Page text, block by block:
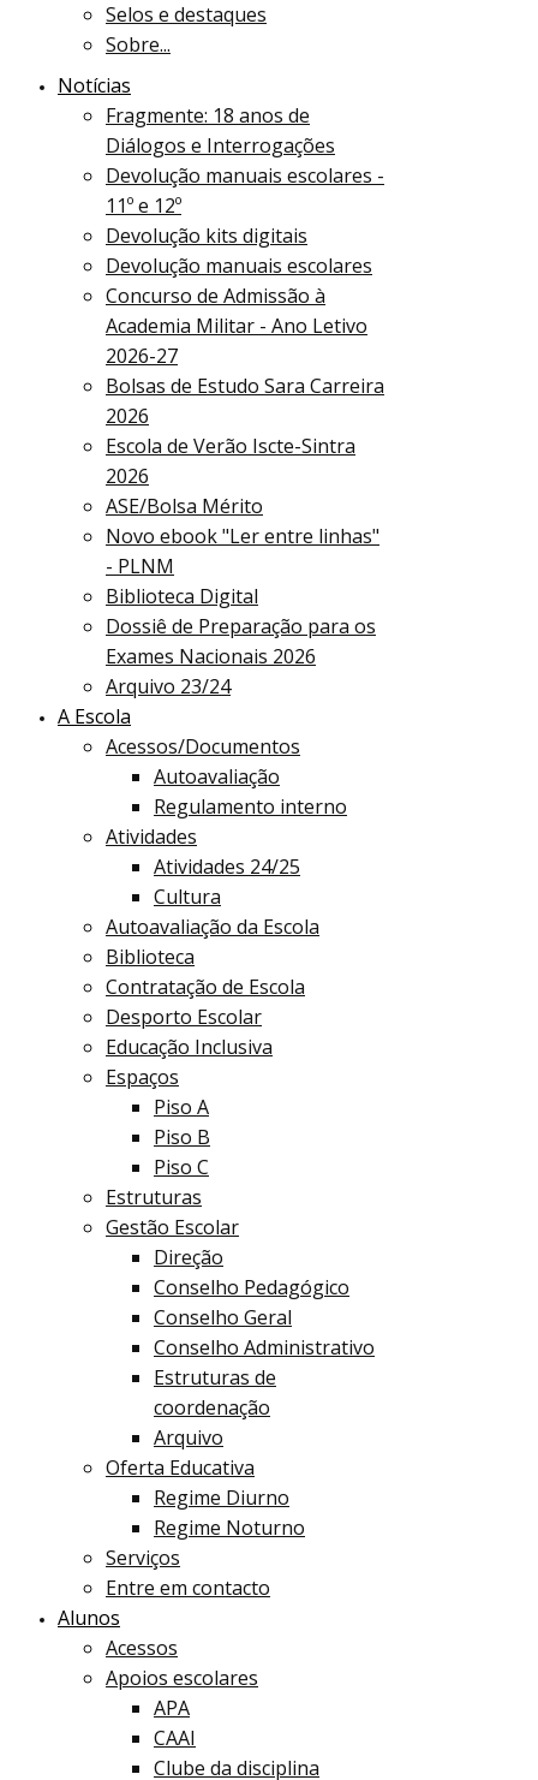
Selos e destaques
Sobre...
Notícias
Fragmente: 18 anos de
Diálogos e Interrogações
Devolução manuais escolares -
11º e 12º
Devolução kits digitais
Devolução manuais escolares
Concurso de Admissão à
Academia Militar - Ano Letivo
2026-27
Bolsas de Estudo Sara Carreira
2026
Escola de Verão Iscte-Sintra
2026
ASE/Bolsa Mérito
Novo ebook "Ler entre linhas"
- PLNM
Biblioteca Digital
Dossiê de Preparação para os
Exames Nacionais 2026
Arquivo 23/24
A Escola
Acessos/Documentos
Autoavaliação
Regulamento interno
Atividades
Atividades 24/25
Cultura
Autoavaliação da Escola
Biblioteca
Contratação de Escola
Desporto Escolar
Educação Inclusiva
Espaços
Piso A
Piso B
Piso C
Estruturas
Gestão Escolar
Direção
Conselho Pedagógico
Conselho Geral
Conselho Administrativo
Estruturas de
coordenação
Arquivo
Oferta Educativa
Regime Diurno
Regime Noturno
Serviços
Entre em contacto
Alunos
Acessos
Apoios escolares
APA
CAAI
Clube da disciplina